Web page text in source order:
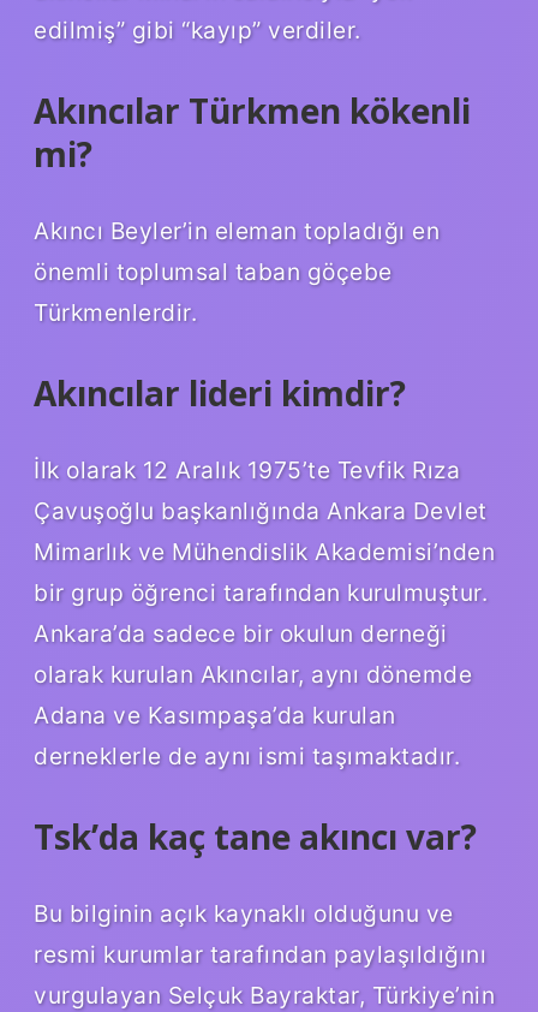
edilmiş” gibi “kayıp” verdiler.
Akıncılar Türkmen kökenli
mi?
Akıncı Beyler’in eleman topladığı en
önemli toplumsal taban göçebe
Türkmenlerdir.
Akıncılar lideri kimdir?
İlk olarak 12 Aralık 1975’te Tevfik Rıza
Çavuşoğlu başkanlığında Ankara Devlet
Mimarlık ve Mühendislik Akademisi’nden
bir grup öğrenci tarafından kurulmuştur.
Ankara’da sadece bir okulun derneği
olarak kurulan Akıncılar, aynı dönemde
Adana ve Kasımpaşa’da kurulan
derneklerle de aynı ismi taşımaktadır.
Tsk’da kaç tane akıncı var?
Bu bilginin açık kaynaklı olduğunu ve
resmi kurumlar tarafından paylaşıldığını
vurgulayan Selçuk Bayraktar, Türkiye’nin